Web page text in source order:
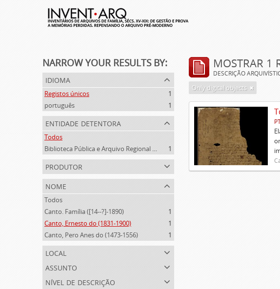
NARROW YOUR RESULTS BY:
idioma
Registos únicos
1
português
1
entidade detentora
Todos
Biblioteca Pública e Arquivo Regional de Ponta Delgada
1
produtor
nome
Todos
Canto. Família ([14--?]-1890)
1
Canto, Ernesto do (1831-1900)
1
Canto, Pero Anes do (1473-1556)
1
local
assunto
nível de descrição
MOSTRAR 1
DESCRIÇÃO
Only digital objects